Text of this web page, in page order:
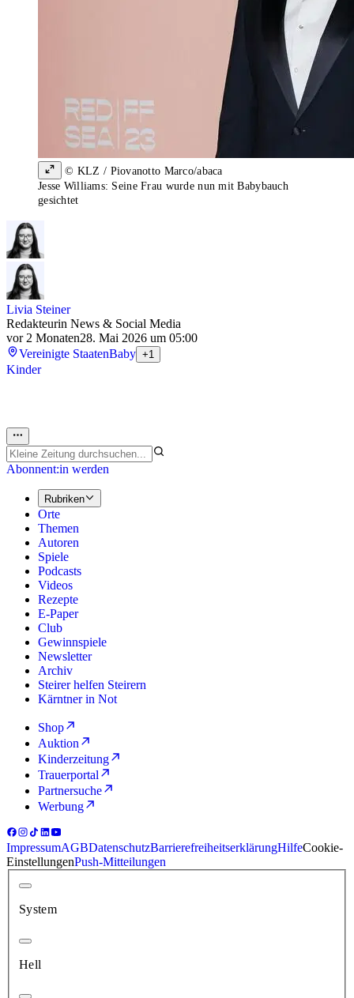
© KLZ / Piovanotto Marco/abaca
Jesse Williams: Seine Frau wurde nun mit Babybauch
gesichtet
Livia Steiner
Redakteurin News & Social Media
vor 2 Monaten28. Mai 2026 um 05:00
Vereinigte StaatenBaby +1
Kinder
Abonnent:in werden
Rubriken
Orte
Themen
Autoren
Spiele
Podcasts
Videos
Rezepte
E-Paper
Club
Gewinnspiele
Newsletter
Archiv
Steirer helfen Steirern
Kärntner in Not
Shop
Auktion
Kinderzeitung
Trauerportal
Partnersuche
Werbung
ImpressumAGBDatenschutzBarrierefreiheitserklärungHilfeCookie-
EinstellungenPush-Mitteilungen
System
Hell